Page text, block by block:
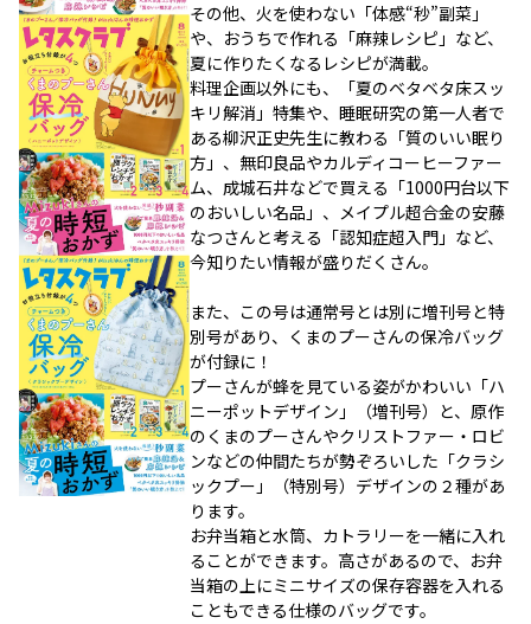
その他、火を使わない「体感“秒”副菜」
や、おうちで作れる「麻辣レシピ」など、
夏に作りたくなるレシピが満載。
料理企画以外にも、「夏のベタベタ床スッ
キリ解消」特集や、睡眠研究の第一人者で
ある柳沢正史先生に教わる「質のいい眠り
方」、無印良品やカルディコーヒーファー
ム、成城石井などで買える「1000円台以下
のおいしい名品」、メイプル超合金の安藤
なつさんと考える「認知症超入門」など、
今知りたい情報が盛りだくさん。
また、この号は通常号とは別に増刊号と特
別号があり、くまのプーさんの保冷バッグ
が付録に！
プーさんが蜂を見ている姿がかわいい「ハ
ニーポットデザイン」（増刊号）と、原作
のくまのプーさんやクリストファー・ロビ
ンなどの仲間たちが勢ぞろいした「クラシ
ックプー」（特別号）デザインの２種があ
ります。
お弁当箱と水筒、カトラリーを一緒に入れ
ることができます。高さがあるので、お弁
当箱の上にミニサイズの保存容器を入れる
こともできる仕様のバッグです。